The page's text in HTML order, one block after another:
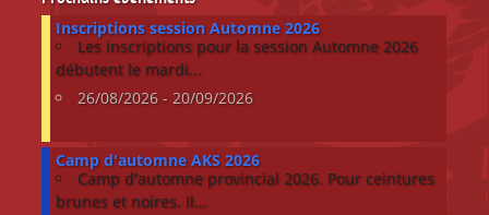
Inscriptions session Automne 2026
Les inscriptions pour la session Automne 2026
débutent le mardi...
26/08/2026 - 20/09/2026
Camp d'automne AKS 2026
Camp d'automne provincial 2026. Pour ceintures
brunes et noires. Il...